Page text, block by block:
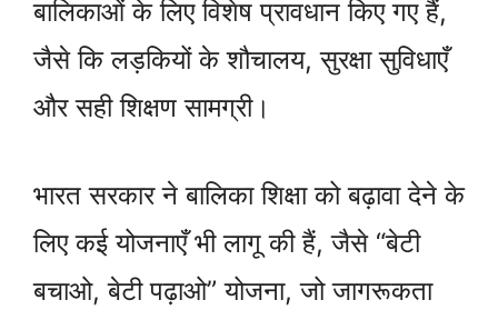
बालिकाओं के लिए विशेष प्रावधान किए गए हैं,
जैसे कि लड़कियों के शौचालय, सुरक्षा सुविधाएँ
और सही शिक्षण सामग्री।
भारत सरकार ने बालिका शिक्षा को बढ़ावा देने के
लिए कई योजनाएँ भी लागू की हैं, जैसे “बेटी
बचाओ, बेटी पढ़ाओ” योजना, जो जागरूकता